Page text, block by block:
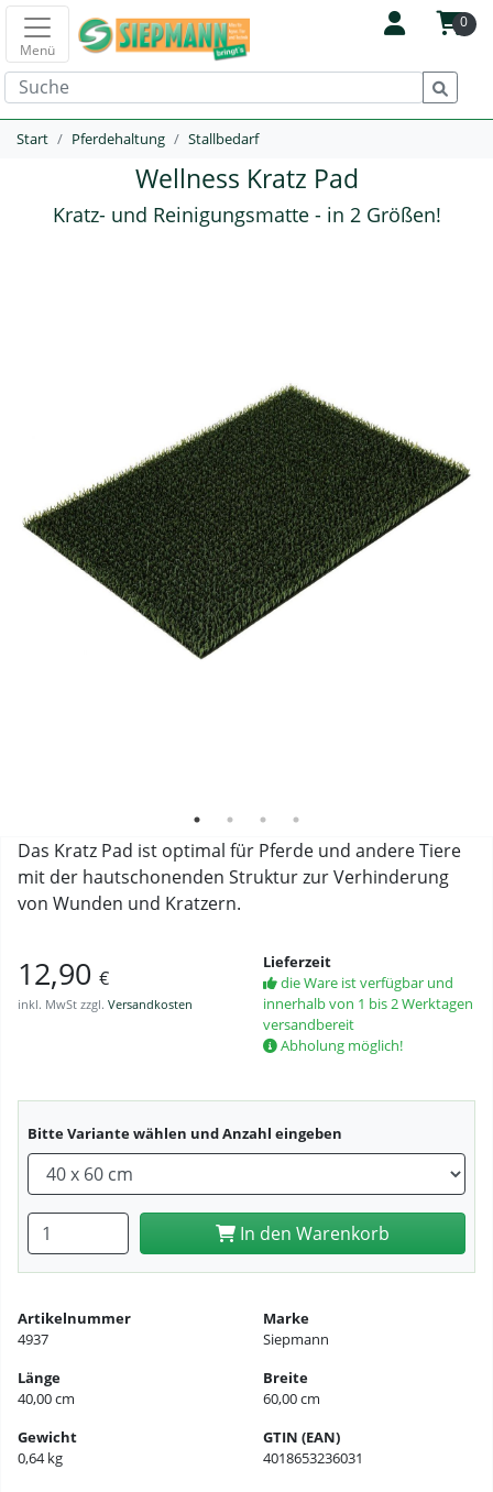
0
Menü
Start Pferdehaltung Stallbedarf
Wellness Kratz Pad
Kratz- und Reinigungsmatte - in 2 Größen!
durch die Chemikalienbeständigkeit auch als
Das Kratz Pad ist optimal für Pferde und andere Tiere
mit der hautschonenden Struktur zur Verhinderung
von Wunden und Kratzern.
12,90 €
inkl. MwSt zzgl. Versandkosten
Lieferzeit
die Ware ist verfügbar und
innerhalb von 1 bis 2 Werktagen
versandbereit
Abholung möglich!
Bitte Variante wählen und Anzahl eingeben
Anzahl eingeben In den Warenkorb
Artikelnummer
4937
Marke
Siepmann
Länge
40,00 cm
Breite
60,00 cm
Gewicht
0,64 kg
GTIN (EAN)
4018653236031